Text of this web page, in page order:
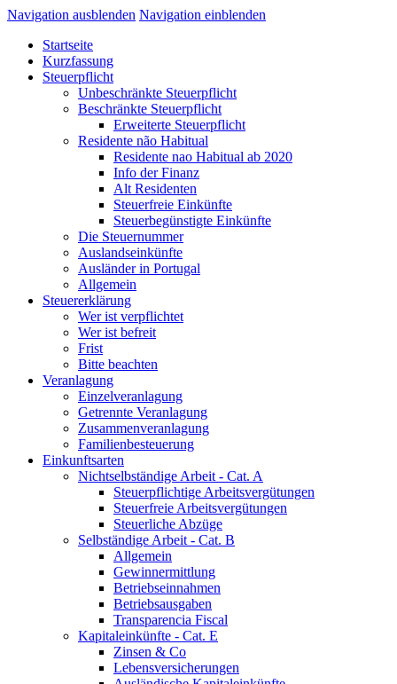
Navigation ausblenden Navigation einblenden
Startseite
Kurzfassung
Steuerpflicht
Unbeschränkte Steuerpflicht
Beschränkte Steuerpflicht
Erweiterte Steuerpflicht
Residente não Habitual
Residente nao Habitual ab 2020
Info der Finanz
Alt Residenten
Steuerfreie Einkünfte
Steuerbegünstigte Einkünfte
Die Steuernummer
Auslandseinkünfte
Ausländer in Portugal
Allgemein
Steuererklärung
Wer ist verpflichtet
Wer ist befreit
Frist
Bitte beachten
Veranlagung
Einzelveranlagung
Getrennte Veranlagung
Zusammenveranlagung
Familienbesteuerung
Einkunftsarten
Nichtselbständige Arbeit - Cat. A
Steuerpflichtige Arbeitsvergütungen
Steuerfreie Arbeitsvergütungen
Steuerliche Abzüge
Selbständige Arbeit - Cat. B
Allgemein
Gewinnermittlung
Betriebseinnahmen
Betriebsausgaben
Transparencia Fiscal
Kapitaleinkünfte - Cat. E
Zinsen & Co
Lebensversicherungen